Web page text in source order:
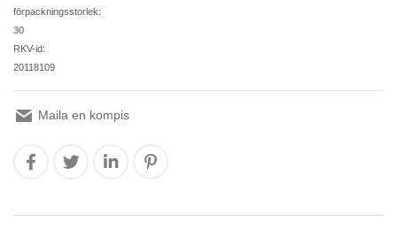
förpackningsstorlek:
30
RKV-id:
20118109
Maila en kompis